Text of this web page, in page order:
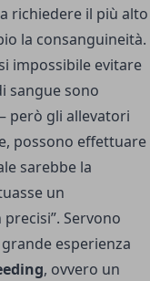
richiedere il più alto
la consanguineità.
impossibile evitare
sangue sono
però gli allevatori
possono effettuare
sarebbe la
un
Servono
esperienza
, ovvero un